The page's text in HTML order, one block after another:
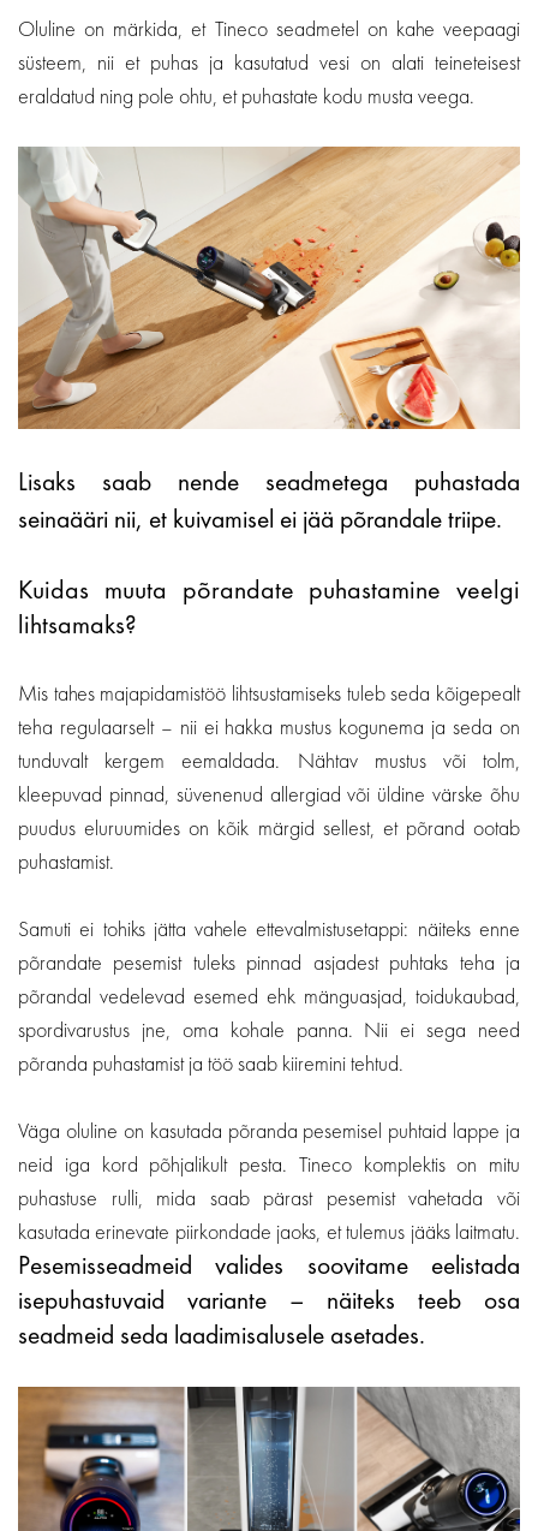
Oluline on märkida, et Tineco seadmetel on kahe veepaagi
süsteem, nii et puhas ja kasutatud vesi on alati teineteisest
eraldatud ning pole ohtu, et puhastate kodu musta veega.
Lisaks saab nende seadmetega puhastada
seinaääri nii, et kuivamisel ei jää põrandale triipe.
Kuidas muuta põrandate puhastamine veelgi
lihtsamaks?
Mis tahes majapidamistöö lihtsustamiseks tuleb seda kõigepealt
teha regulaarselt – nii ei hakka mustus kogunema ja seda on
tunduvalt kergem eemaldada. Nähtav mustus või tolm,
kleepuvad pinnad, süvenenud allergiad või üldine värske õhu
puudus eluruumides on kõik märgid sellest, et põrand ootab
puhastamist.
Samuti ei tohiks jätta vahele ettevalmistusetappi: näiteks enne
põrandate pesemist tuleks pinnad asjadest puhtaks teha ja
põrandal vedelevad esemed ehk mänguasjad, toidukaubad,
spordivarustus jne, oma kohale panna. Nii ei sega need
põranda puhastamist ja töö saab kiiremini tehtud.
Väga oluline on kasutada põranda pesemisel puhtaid lappe ja
neid iga kord põhjalikult pesta. Tineco komplektis on mitu
puhastuse rulli, mida saab pärast pesemist vahetada või
kasutada erinevate piirkondade jaoks, et tulemus jääks laitmatu.
Pesemisseadmeid valides soovitame eelistada
isepuhastuvaid variante – näiteks teeb osa
seadmeid seda laadimisalusele asetades.